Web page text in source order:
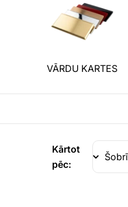
VĀRDU KARTES
Kārtot
pēc: